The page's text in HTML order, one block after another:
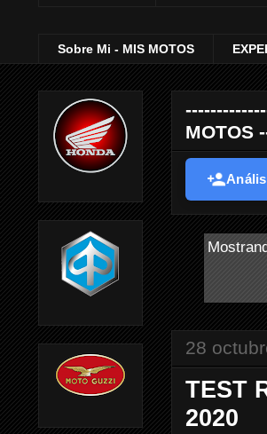
Sobre Mi - MIS MOTOS
MOTOS
28
TEST
2020